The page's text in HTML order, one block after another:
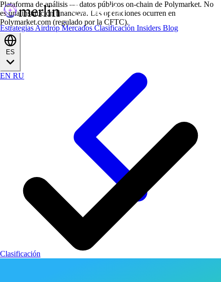
Estrategias AirdropMercados Clasificación Insiders Blog
EN RU
Plataforma de análisis — datos públicos on-chain de Polymarket. No
es una institución financiera. Las operaciones ocurren en
Polymarket.com (regulado por la CFTC).
Clasificación